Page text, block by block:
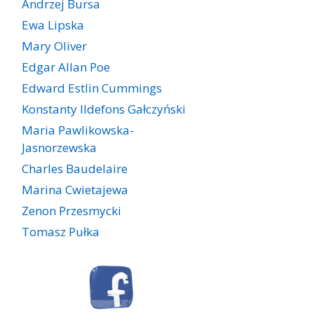
Andrzej Bursa
Ewa Lipska
Mary Oliver
Edgar Allan Poe
Edward Estlin Cummings
Konstanty Ildefons Gałczyński
Maria Pawlikowska-
Jasnorzewska
Charles Baudelaire
Marina Cwietajewa
Zenon Przesmycki
Tomasz Pułka